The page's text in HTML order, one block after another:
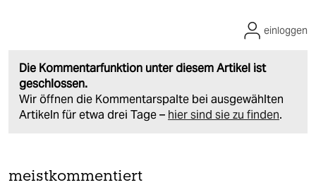
Die Kommentarfunktion unter diesem Artikel ist
geschlossen.
Wir öffnen die Kommentarspalte bei ausgewählten
Artikeln für etwa drei Tage – hier sind sie zu finden.
einloggen
meistkommentiert